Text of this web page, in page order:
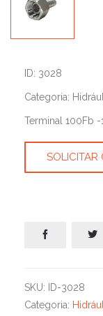
ID: 3028
Categoria:
Terminal 100Fb -
SOLICITAR
 
SKU:
ID-3028
Categoria: